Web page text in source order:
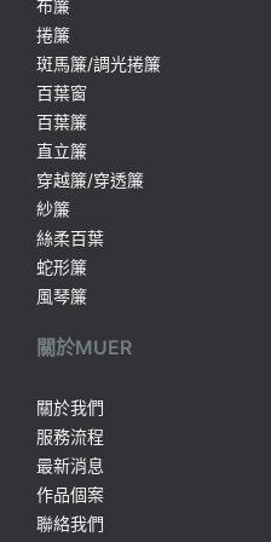
布簾
捲簾
斑馬簾/調光捲簾
百葉窗
百葉簾
直立簾
穿越簾/穿透簾
紗簾
絲柔百葉
蛇形簾
風琴簾
關於MUER
關於我們
服務流程
最新消息
作品個案
聯絡我們